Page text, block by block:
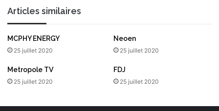
Articles similaires
MCPHY ENERGY
25 juillet 2020
Neoen
25 juillet 2020
Metropole TV
25 juillet 2020
FDJ
25 juillet 2020